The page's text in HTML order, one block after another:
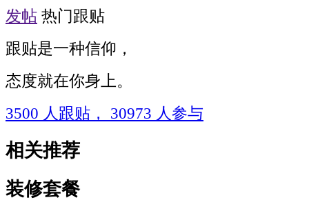
发帖 热门跟贴
跟贴是一种信仰，
态度就在你身上。
3500 人跟贴， 30973 人参与
相关推荐
装修套餐